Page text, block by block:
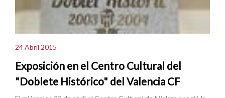
24 Abril 2015
Exposición en el Centro Cultural del
"Doblete Histórico" del Valencia CF